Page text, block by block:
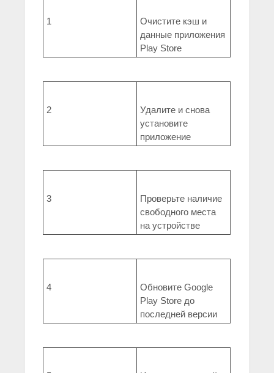
1
Очистите кэш и
данные приложения
Play Store
2
Удалите и снова
установите
приложение
3
Проверьте наличие
свободного места
на устройстве
4
Обновите Google
Play Store до
последней версии